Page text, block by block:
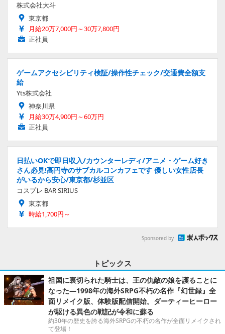
株式会社大斗
東京都
月給20万7,000円～30万7,800円
正社員
ゲームアクセシビリティ検証/操作性チェック/交通費全額支
給
Yts株式会社
神奈川県
月給30万4,900円～60万円
正社員
日払いOKで即日収入/カウンターレディ/アニメ・ゲーム好き
さん必見!高円寺のサブカルコンカフェです 優しい女性店長
がいるから安心/東京都/杉並区
コスプレ BAR SIRIUS
東京都
時給1,700円～
Sponsored by
トピックス
祖国に裏切られた騎士は、王の仇敵の娘を護ることに
なった―1998年の海外SRPG不朽の名作『幻世録』全
面リメイク版、体験版配信開始。ダーティーヒーロー
が駆ける異色の戦記が令和に蘇る
約30年の歴史を誇る海外SRPGの不朽の名作が全面リメイクされ
て登場！